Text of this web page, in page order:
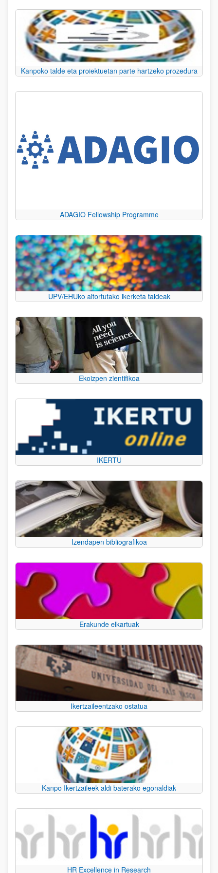
Kanpoko talde eta proiektuetan parte hartzeko prozedura
ADAGIO Fellowship Programme
UPV/EHUko aitortutako ikerketa taldeak
Ekoizpen zientifikoa
IKERTU
Izendapen bibliografikoa
Erakunde elkartuak
Ikertzaileentzako ostatua
Kanpo Ikertzaileek aldi baterako egonaldiak
HR Excellence in Research